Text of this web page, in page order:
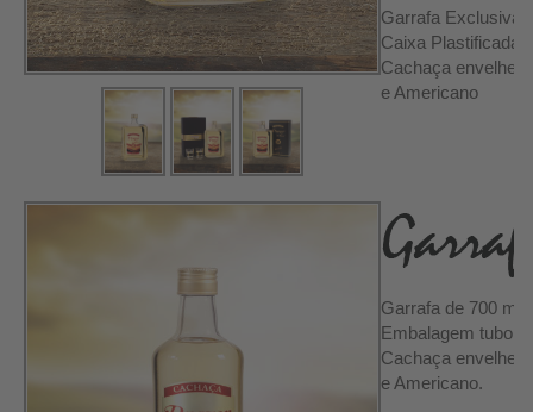
Garrafa Exclusiva
Caixa Plastificada
Cachaça
e Americano
Garrafa de 700 ml
Embalagem tubo
Cachaça
e Americano.